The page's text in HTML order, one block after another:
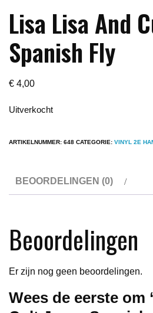
Lisa Lisa And
Spanish Fly
€ 4,00
Uitverkocht
ARTIKELNUMMER: 648 CATEGORIE: VINYL 2E
BEOORDELINGEN (0)
Beoordelingen
Er zijn nog geen beoordelingen.
Wees de eerste om